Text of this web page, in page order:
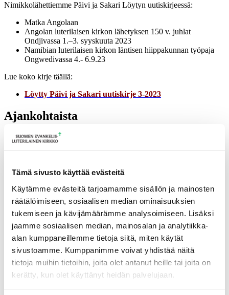
Tämä sivusto käyttää evästeitä
Käytämme evästeitä tarjoamamme sisällön ja mainosten
räätälöimiseen, sosiaalisen median ominaisuuksien
tukemiseen ja kävijämäärämme analysoimiseen. Lisäksi
jaamme sosiaalisen median, mainosalan ja analytiikka-
alan kumppaneillemme tietoja siitä, miten käytät
sivustoamme. Kumppanimme voivat yhdistää näitä
tietoja muihin tietoihin, joita olet antanut heille tai joita on
kerätty, kun olet käyttänyt heidän palvelujaan.
Nimikkolähettiemme Päivi ja Sakari Löytyn uutiskirjeessä:
Matka Angolaan
Angolan luterilaisen kirkon lähetyksen 150 v. juhlat
Ondjivassa 1.–3. syyskuuta 2023
Namibian luterilaisen kirkon läntisen hiippakunnan työpaja
Ongwedivassa 4.- 6.9.23
Lue koko kirje täällä:
Löytty Päivi ja Sakari uutiskirje 3-2023
Ajankohtaista
17.06.2026 Pelastetaan Namibian alkukirkko – yhdessä! –
Lisää ajankohtaista